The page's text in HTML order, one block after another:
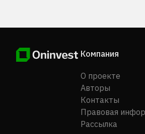
обслуживает клиентов в
товаров и разработки
Ранее компания DNAPrint
Lexington Energy, Inc.
году, её штаб-квартира
Флорида, а дочерняя
Компания
О проекте
Авторы
Контакты
Правовая
Рассылка